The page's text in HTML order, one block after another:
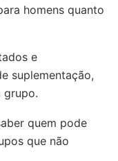
homens quanto
e
suplementação,
grupo.
quem pode
que não